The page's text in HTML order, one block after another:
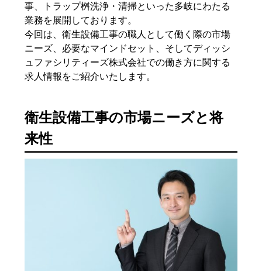
事、トラップ桝洗浄・清掃といった多岐にわたる
業務を展開しております。
今回は、衛生設備工事の職人として働く際の市場
ニーズ、必要なマインドセット、そしてディッシ
ュファシリティーズ株式会社での働き方に関する
求人情報をご紹介いたします。
衛生設備工事の市場ニーズと将
来性